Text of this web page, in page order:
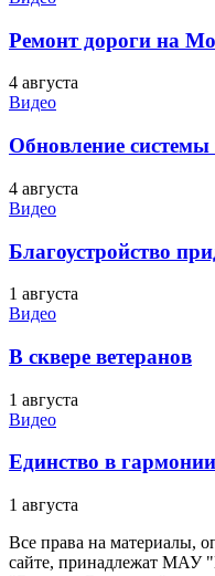
Ремонт дороги на
4 августа
Видео
Обновление
4 августа
Видео
Благоустройство
1 августа
Видео
В сквере ветеранов
1 августа
Видео
Единство в гармонии
1 августа
Все права на материалы,
сайте, принадлежат МАУ